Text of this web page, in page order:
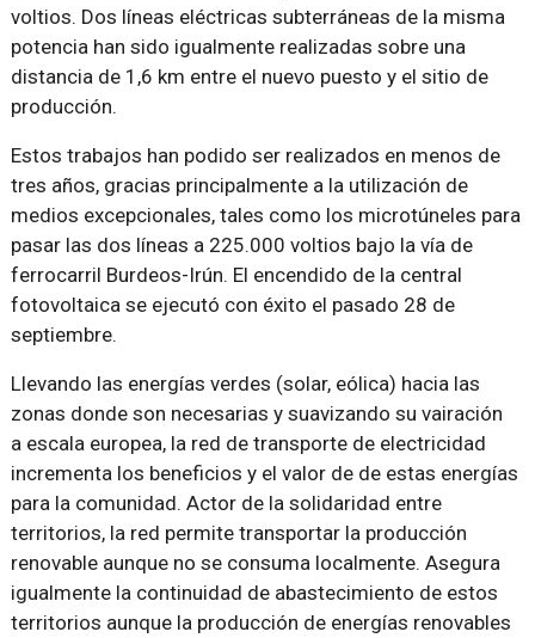
voltios. Dos líneas eléctricas subterráneas de la misma
potencia han sido igualmente realizadas sobre una
distancia de 1,6 km entre el nuevo puesto y el sitio de
producción.
Estos trabajos han podido ser realizados en menos de
tres años, gracias principalmente a la utilización de
medios excepcionales, tales como los microtúneles para
pasar las dos líneas a 225.000 voltios bajo la vía de
ferrocarril Burdeos-Irún. El encendido de la central
fotovoltaica se ejecutó con éxito el pasado 28 de
septiembre.
Llevando las energías verdes (solar, eólica) hacia las
zonas donde son necesarias y suavizando su vairación
a escala europea, la red de transporte de electricidad
incrementa los beneficios y el valor de de estas energías
para la comunidad. Actor de la solidaridad entre
territorios, la red permite transportar la producción
renovable aunque no se consuma localmente. Asegura
igualmente la continuidad de abastecimiento de estos
territorios aunque la producción de energías renovables